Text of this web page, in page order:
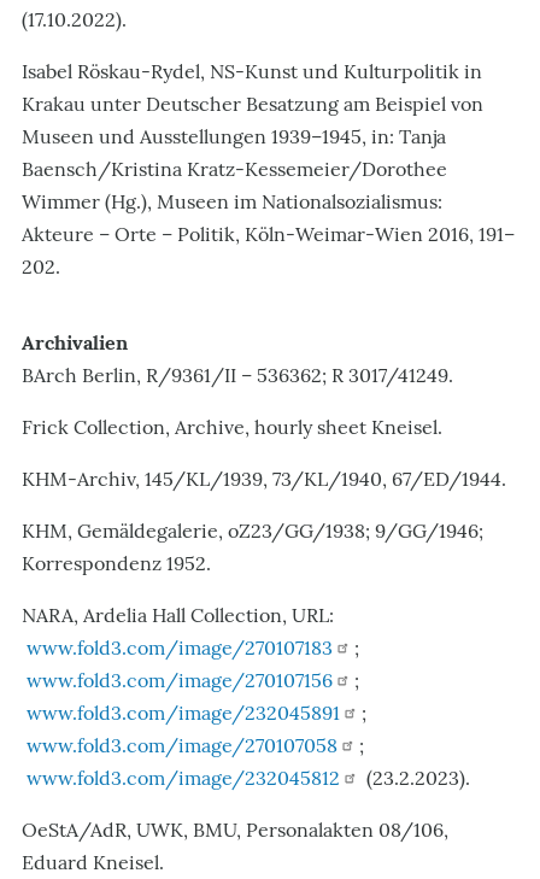
(17.10.2022).
Isabel Röskau-Rydel, NS-Kunst und Kulturpolitik in
Krakau unter Deutscher Besatzung am Beispiel von
Museen und Ausstellungen 1939–1945, in: Tanja
Baensch/Kristina Kratz-Kessemeier/Dorothee
Wimmer (Hg.), Museen im Nationalsozialismus:
Akteure – Orte – Politik, Köln-Weimar-Wien 2016, 191–
202.
Archivalien
BArch Berlin, R/9361/II – 536362; R 3017/41249.
Frick Collection, Archive, hourly sheet Kneisel.
KHM-Archiv, 145/KL/1939, 73/KL/1940, 67/ED/1944.
KHM, Gemäldegalerie, oZ23/GG/1938; 9/GG/1946;
Korrespondenz 1952.
NARA, Ardelia Hall Collection, URL:
www.fold3.com/image/270107183
;
www.fold3.com/image/270107156
;
www.fold3.com/image/232045891
;
www.fold3.com/image/270107058
;
www.fold3.com/image/232045812
(23.2.2023).
OeStA/AdR, UWK, BMU, Personalakten 08/106,
Eduard Kneisel.